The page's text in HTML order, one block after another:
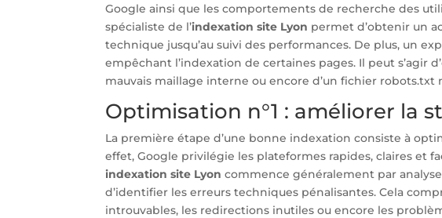
Google ainsi que les comportements de recherche des
spécialiste de l’indexation site Lyon permet d’obtenir un
technique jusqu’au suivi des performances. De plus, un
empêchant l’indexation de certaines pages. Il peut s’agir
mauvais maillage interne ou encore d’un fichier robots.txt
Optimisation n°1 : améliorer la
La première étape d’une bonne indexation consiste à
effet, Google privilégie les plateformes rapides, claires et
indexation site Lyon commence généralement par
d’identifier les erreurs techniques pénalisantes. Cela
introuvables, les redirections inutiles ou encore les